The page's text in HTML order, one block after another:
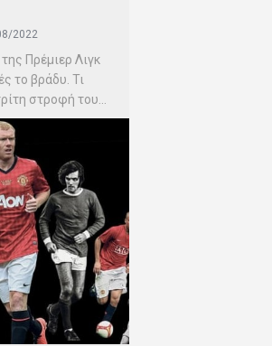
2022
Πρέμιερ Λιγκ
το βράδυ. Τι
στροφή του...